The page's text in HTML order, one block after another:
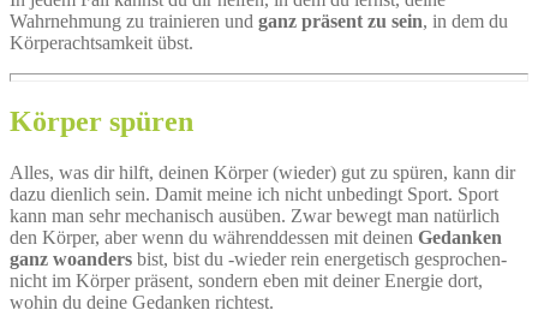
Wahrnehmung zu trainieren und ganz präsent zu sein, in dem du
Körperachtsamkeit übst.
Körper spüren
Alles, was dir hilft, deinen Körper (wieder) gut zu spüren, kann dir
dazu dienlich sein. Damit meine ich nicht unbedingt Sport. Sport
kann man sehr mechanisch ausüben. Zwar bewegt man natürlich
den Körper, aber wenn du währenddessen mit deinen Gedanken
ganz woanders bist, bist du -wieder rein energetisch gesprochen-
nicht im Körper präsent, sondern eben mit deiner Energie dort,
wohin du deine Gedanken richtest.